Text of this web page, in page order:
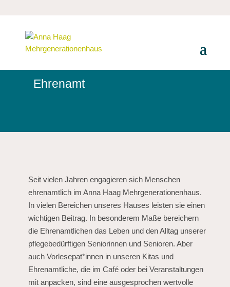
Ehrenamt
Seit vielen Jahren engagieren sich Menschen
ehrenamtlich im Anna Haag Mehrgenerationenhaus.
In vielen Bereichen unseres Hauses leisten sie einen
wichtigen Beitrag. In besonderem Maße bereichern
die Ehrenamtlichen das Leben und den Alltag unserer
pflegebedürftigen Seniorinnen und Senioren. Aber
auch Vorlesepat*innen in unseren Kitas und
Ehrenamtliche, die im Café oder bei Veranstaltungen
mit anpacken, sind eine ausgesprochen wertvolle